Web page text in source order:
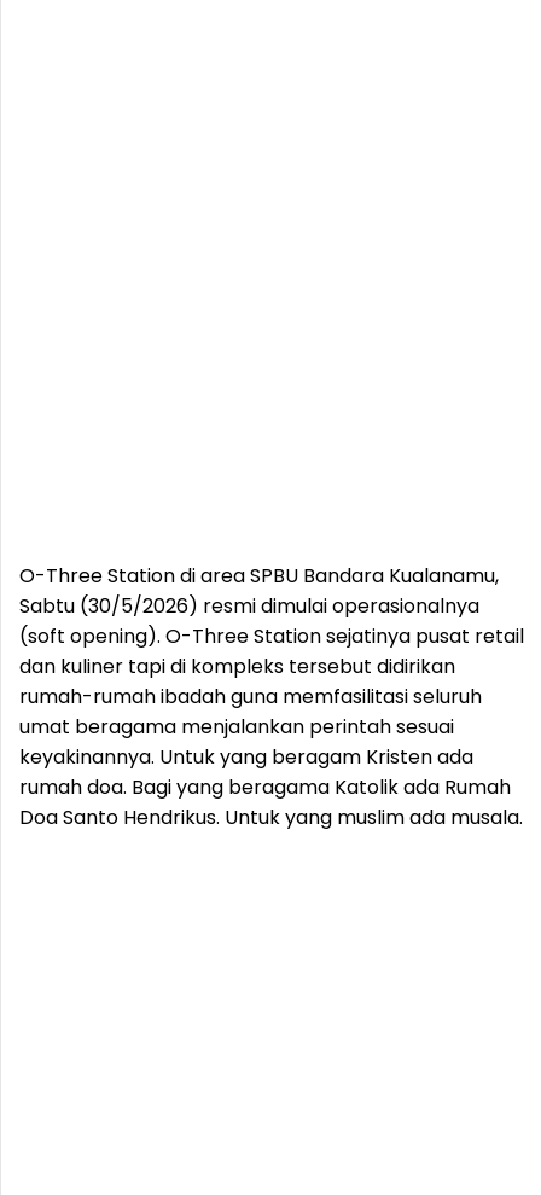
O-Three Station di area SPBU Bandara Kualanamu,
Sabtu (30/5/2026) resmi dimulai operasionalnya
(soft opening). O-Three Station sejatinya pusat retail
dan kuliner tapi di kompleks tersebut didirikan
rumah-rumah ibadah guna memfasilitasi seluruh
umat beragama menjalankan perintah sesuai
keyakinannya. Untuk yang beragam Kristen ada
rumah doa. Bagi yang beragama Katolik ada Rumah
Doa Santo Hendrikus. Untuk yang muslim ada musala.